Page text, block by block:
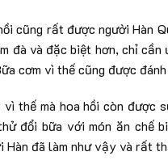
cũng rất được người Hàn
đà và đặc biệt hơn, chỉ cần
cơm vì thế cũng được
vì thế mà hoa hồi còn được
đổi bữa với món ăn chế
Hàn đã làm như vậy và rất